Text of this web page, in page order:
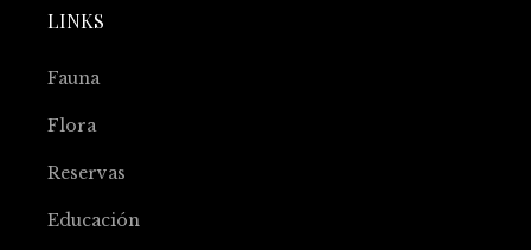
LINKS
Fauna
Flora
Reservas
Educación